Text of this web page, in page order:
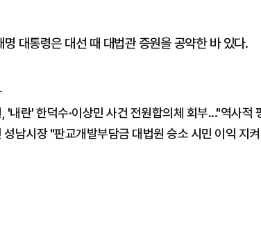
명 대통령은 대선 때 대법관 증원을 공약한 바 있다.
'내란' 한덕수·이상민 사건 전원합의체 회부..."역사적
성남시장 "판교개발부담금 대법원 승소 시민 이익 지